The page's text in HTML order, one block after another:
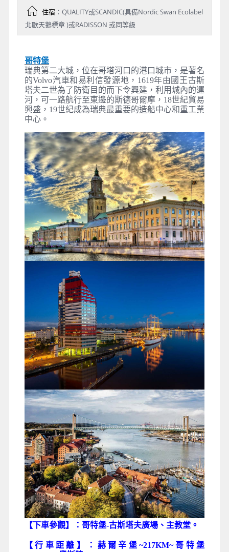
住宿：QUALITY或SCANDIC(具備Nordic Swan Ecolabel
北歐天鵝標章 )或RADISSON 或同等級
哥特堡
瑞典第二大城，位在哥塔河口的港口城市，是著名
的Volvo汽車和易利信發源地，1619年由國王古斯
塔夫二世為了防衛目的而下令興建，利用城內的運
河，可一路航行至東邊的斯德哥爾摩，18世紀貿易
興盛，19世紀成為瑞典最重要的造船中心和重工業
中心。
【下車參觀】：哥特堡-古斯塔夫廣場、主教堂。
【行車距離】：赫爾辛堡~217KM~哥特堡